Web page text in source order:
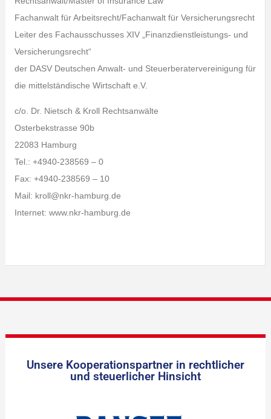
Fachanwalt für Arbeitsrecht/Fachanwalt für Versicherungsrecht
Leiter des Fachausschusses XIV „Finanzdienstleistungs- und
Versicherungsrecht“
der DASV Deutschen Anwalt- und Steuerberatervereinigung für
die mittelständische Wirtschaft e.V.
c/o. Dr. Nietsch & Kroll Rechtsanwälte
Osterbekstrasse 90b
22083 Hamburg
Tel.: +4940-238569 – 0
Fax: +4940-238569 – 10
Mail: kroll@nkr-hamburg.de
Internet: www.nkr-hamburg.de
Unsere Kooperationspartner in rechtlicher
und steuerlicher Hinsicht